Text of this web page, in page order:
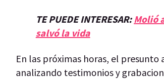
TE PUEDE INTERESAR: Molió
salvó la vida
En las próximas horas, el
analizando testimonios y